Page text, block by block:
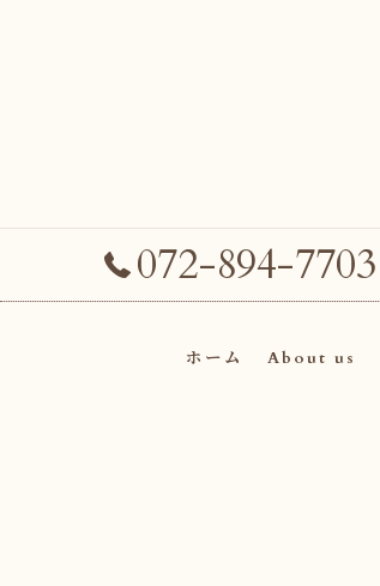
072-894-7703
ホーム About us